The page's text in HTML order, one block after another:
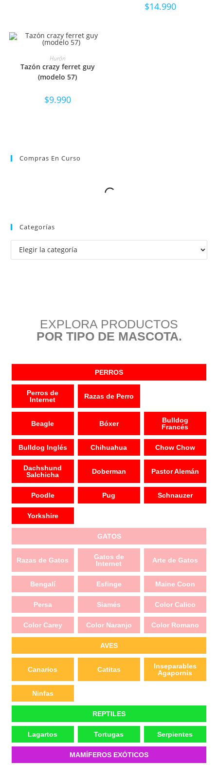
$14.990
SELECCIONAR OPCIONES
Hurón
Tazón crazy ferret guy
(modelo 57)
$9.990
Compras En Curso
Categorías
EXPLORA PRODUCTOS
POR TIPO DE MASCOTA.
PERROS
Perros de
Internet
Razas de Perro
Beagle Bóxer
Bulldog
Francés
Bulldog Inglés Chihuahua Chow Chow
Dachshund
Salchicha
Doberman Pastor Alemán
Poodle Pug Schnauzer
Yorkshire
GATOS
Razas de Gatos
Gatos de
Internet
Arte de Gatos
Bengalí Esfinge Maine Coon
Persa Siamés Color Calico
Color Carey Color Naranjo Color Romano
AVES
Canarios Catitas
Inseparables
Agapornis
Ninfas
REPTILES
Lagartos Tortugas Serpientes
MAMÍFEROS EXÓTICOS